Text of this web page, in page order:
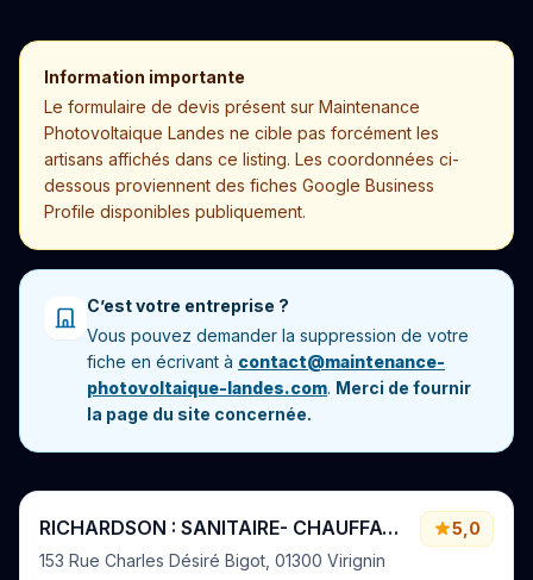
Information importante
Le formulaire de devis présent sur Maintenance
Photovoltaique Landes ne cible pas forcément les
artisans affichés dans ce listing. Les coordonnées ci-
dessous proviennent des fiches Google Business
Profile disponibles publiquement.
C’est votre entreprise ?
Vous pouvez demander la suppression de votre
fiche en écrivant à contact@maintenance-
photovoltaique-landes.com. Merci de fournir
la page du site concernée.
RICHARDSON : SANITAIRE- CHAUFFAGE - PLOMBERIE - PHOTOVOLTAÏQUE
153 Rue Charles Désiré Bigot, 01300 Virignin
5,0